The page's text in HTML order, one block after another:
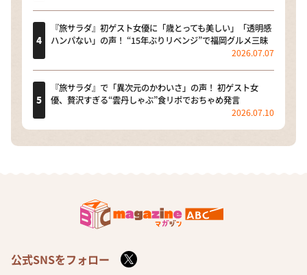
『旅サラダ』初ゲスト女優に「歳とっても美しい」「透明感
ハンパない」の声！ “15年ぶりリベンジ”で福岡グルメ三昧
2026.07.07
『旅サラダ』で「異次元のかわいさ」の声！ 初ゲスト女
優、贅沢すぎる“雲丹しゃぶ”食リポでおちゃめ発言
2026.07.10
公式SNSをフォロー